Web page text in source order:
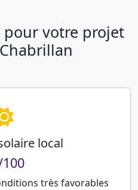
pour votre projet
local
très favorables